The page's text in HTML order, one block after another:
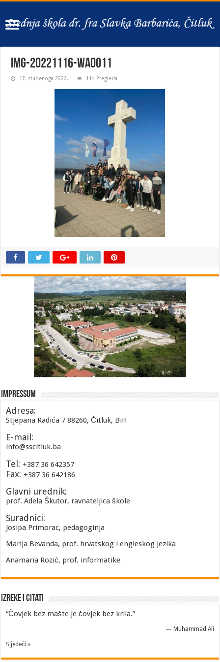
IMG-20221116-WA0011
17. studenoga 2022. 114 Pregleda
Impressum
Adresa:
Stjepana Radića 7 88260, Čitluk, BiH
E-mail:
info@sscitluk.ba
Tel: +387 36 642357
Fax: +387 36 642186
Glavni urednik:
prof. Adela Škutor, ravnateljica škole
Suradnici:
Josipa Primorac, pedagoginja
Marija Bevanda, prof. hrvatskog i engleskog jezika
Anamaria Rozić, prof. informatike
Izreke i Citati
“Čovjek bez mašte je čovjek bez krila.”
— Muhammad Ali
Sljedeći »